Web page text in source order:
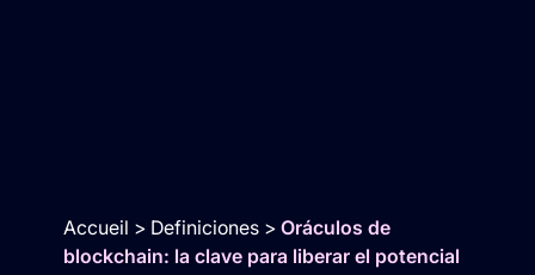
Accueil > Definiciones> Oráculos de
blockchain: la clave para liberar el potencial